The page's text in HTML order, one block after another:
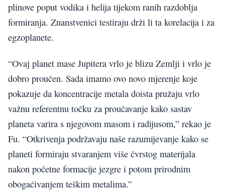
plinove poput vodika i helija tijekom ranih razdoblja
formiranja. Znanstvenici testiraju drži li ta korelacija i za
egzoplanete.
“Ovaj planet mase Jupitera vrlo je blizu Zemlji i vrlo je
dobro proučen. Sada imamo ovo novo mjerenje koje
pokazuje da koncentracije metala doista pružaju vrlo
važnu referentnu točku za proučavanje kako sastav
planeta varira s njegovom masom i radijusom,” rekao je
Fu. “Otkrivenja podržavaju naše razumijevanje kako se
planeti formiraju stvaranjem više čvrstog materijala
nakon početne formacije jezgre i potom prirodnim
obogaćivanjem teškim metalima.”